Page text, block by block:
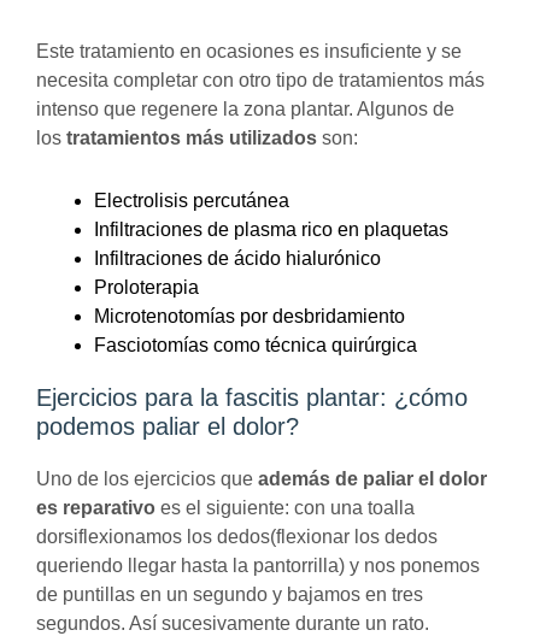
Este tratamiento en ocasiones es insuficiente y se
necesita completar con otro tipo de tratamientos más
intenso que regenere la zona plantar. Algunos de
los tratamientos más utilizados son:
Electrolisis percutánea
Infiltraciones de plasma rico en plaquetas
Infiltraciones de ácido hialurónico
Proloterapia
Microtenotomías por desbridamiento
Fasciotomías como técnica quirúrgica
Ejercicios para la fascitis plantar: ¿cómo
podemos paliar el dolor?
Uno de los ejercicios que además de paliar el dolor
es reparativo es el siguiente: con una toalla
dorsiflexionamos los dedos(flexionar los dedos
queriendo llegar hasta la pantorrilla) y nos ponemos
de puntillas en un segundo y bajamos en tres
segundos. Así sucesivamente durante un rato.